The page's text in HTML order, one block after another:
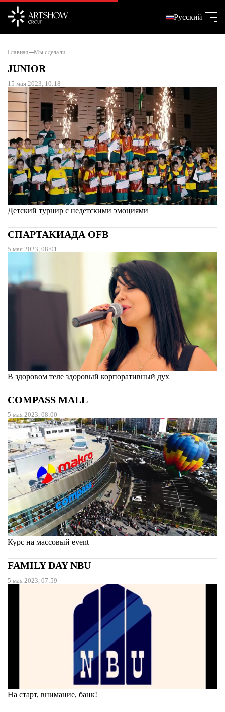
Русский
Главная Мы сделали
JUNIOR
15 мая 2023, 10:18
Детский турнир с недетскими эмоциями
СПАРТАКИАДА OFB
5 мая 2023, 08:01
В здоровом теле здоровый корпоративный дух
COMPASS MALL
5 мая 2023, 08:00
Курс на массовый event
FAMILY DAY NBU
5 мая 2023, 07:59
На старт, внимание, банк!